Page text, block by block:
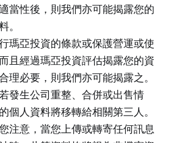
當性後，則我們亦可能揭露您的
。
瑪亞投資的條款或保護營運或使
且經過瑪亞投資評估揭露您的資
理必要，則我們亦可能揭露之。
發生公司重整、合併或出售情
個人資料將移轉給相關第三人。
注意，當您上傳或轉寄任何訊息